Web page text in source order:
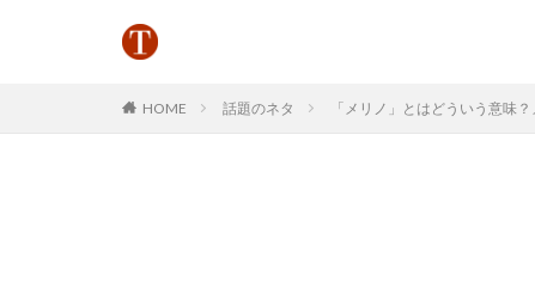
HOME 話題のネタ 「メリノ」とはどういう意味